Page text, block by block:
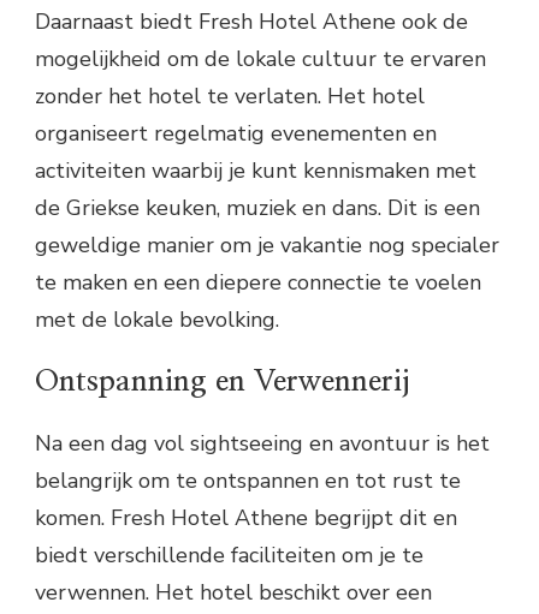
Daarnaast biedt Fresh Hotel Athene ook de
mogelijkheid om de lokale cultuur te ervaren
zonder het hotel te verlaten. Het hotel
organiseert regelmatig evenementen en
activiteiten waarbij je kunt kennismaken met
de Griekse keuken, muziek en dans. Dit is een
geweldige manier om je vakantie nog specialer
te maken en een diepere connectie te voelen
met de lokale bevolking.
Ontspanning en Verwennerij
Na een dag vol sightseeing en avontuur is het
belangrijk om te ontspannen en tot rust te
komen. Fresh Hotel Athene begrijpt dit en
biedt verschillende faciliteiten om je te
verwennen. Het hotel beschikt over een